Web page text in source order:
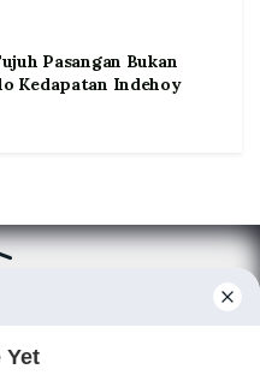
Pasangan Bukan
Kedapatan Indehoy
Pedoman Media Siber